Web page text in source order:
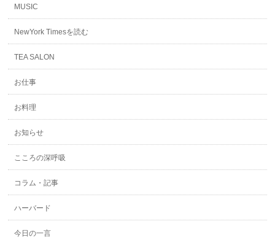
MUSIC
NewYork Timesを読む
TEA SALON
お仕事
お料理
お知らせ
こころの深呼吸
コラム・記事
ハーバード
今日の一言